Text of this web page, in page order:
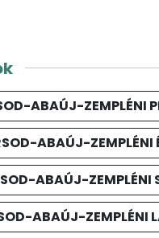
ABAÚJ-ZEMPLÉNI
ABAÚJ-ZEMPLÉNI
ABAÚJ-ZEMPLÉNI
ABAÚJ-ZEMPLÉNI